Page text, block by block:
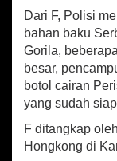
r
o
d
u
s
e
n
T
e
Dari F, Polisi
bahan baku
Gorila,
besar,
botol cairan
yang sudah
F ditangkap
Hongkong di